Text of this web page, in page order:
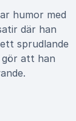
humor med
där han
sprudlande
att han